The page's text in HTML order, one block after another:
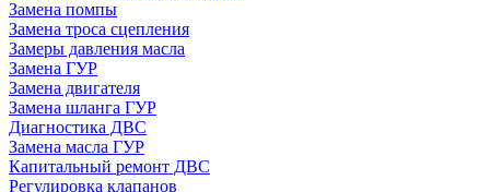
Замена помпы
Замена троса сцепления
Замеры давления масла
Замена ГУР
Замена двигателя
Замена шланга ГУР
Диагностика ДВС
Замена масла ГУР
Капитальный ремонт ДВС
Регулировка клапанов